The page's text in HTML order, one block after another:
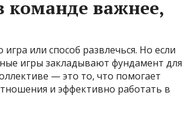
команде важнее,
или способ развлечься. Но если
игры закладывают фундамент для
— это то, что помогает
и эффективно работать в